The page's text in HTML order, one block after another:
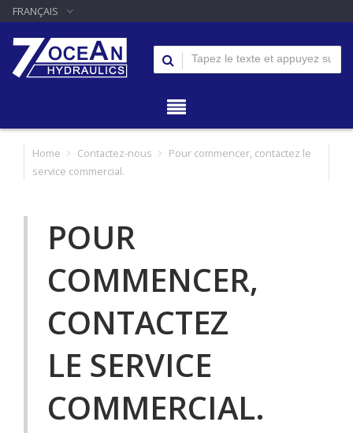
FRANÇAIS
Home Contactez-nous
Pour commencer, contactez le
service commercial.
POUR
COMMENCER,
CONTACTEZ
LE SERVICE
COMMERCIAL.